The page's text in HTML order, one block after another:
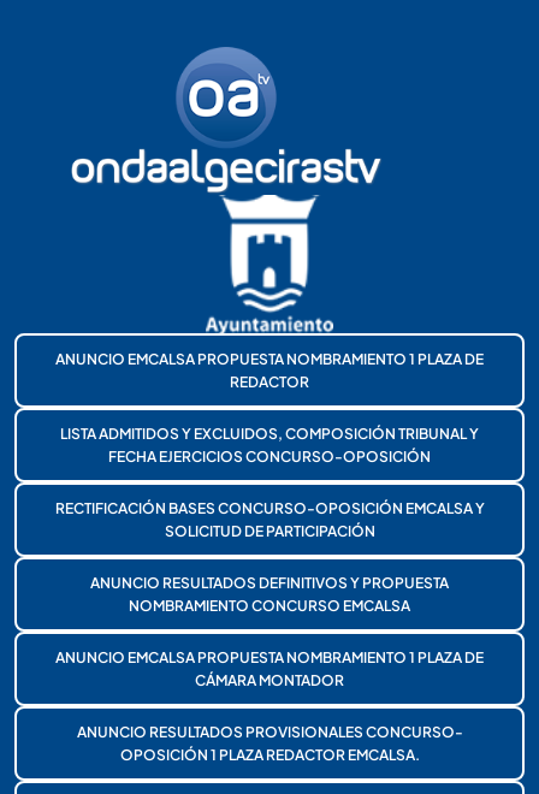
ANUNCIO EMCALSA PROPUESTA NOMBRAMIENTO 1 PLAZA DE
REDACTOR
LISTA ADMITIDOS Y EXCLUIDOS, COMPOSICIÓN TRIBUNAL Y
FECHA EJERCICIOS CONCURSO-OPOSICIÓN
RECTIFICACIÓN BASES CONCURSO-OPOSICIÓN EMCALSA Y
SOLICITUD DE PARTICIPACIÓN
ANUNCIO RESULTADOS DEFINITIVOS Y PROPUESTA
NOMBRAMIENTO CONCURSO EMCALSA
ANUNCIO EMCALSA PROPUESTA NOMBRAMIENTO 1 PLAZA DE
CÁMARA MONTADOR
ANUNCIO RESULTADOS PROVISIONALES CONCURSO-
OPOSICIÓN 1 PLAZA REDACTOR EMCALSA.